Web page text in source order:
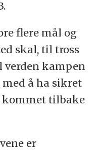
flere mål og
skal, til tross
kampen
å ha sikret
kommet tilbake
er